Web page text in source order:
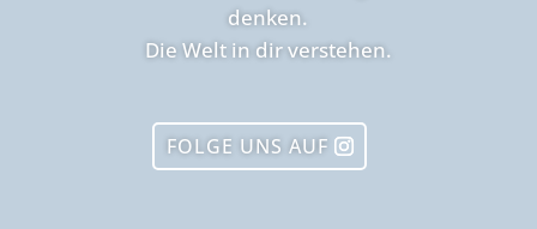
denken.
Die Welt in dir verstehen.
FOLGE UNS AUF